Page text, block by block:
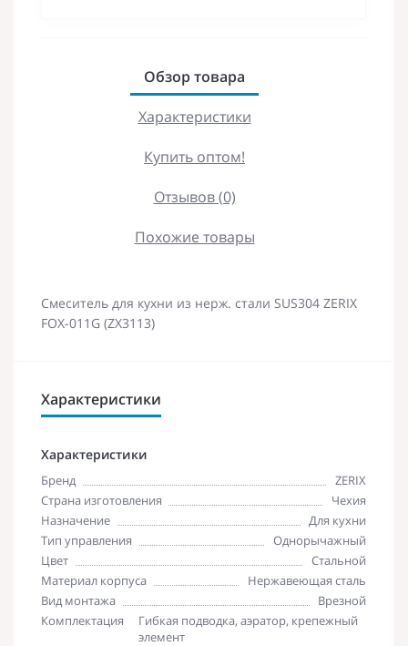
Обзор товара
Характеристики
Купить оптом!
Отзывов (0)
Похожие товары
Смеситель для кухни из нерж. стали SUS304 ZERIX
FOX-011G (ZX3113)
Характеристики
Характеристики
Бренд
ZERIX
Страна изготовления
Чехия
Назначение
Для кухни
Тип управления
Однорычажный
Цвет
Стальной
Материал корпуса
Нержавеющая сталь
Вид монтажа
Врезной
Комплектация
Гибкая подводка, аэратор, крепежный
элемент